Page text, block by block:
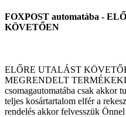
FOXPOST automatába -
KÖVETŐEN
ELŐRE UTALÁST
MEGRENDELT
csomagautomatába csak akkor
teljes kosártartalom elfér a
rendelés akkor felvesszük